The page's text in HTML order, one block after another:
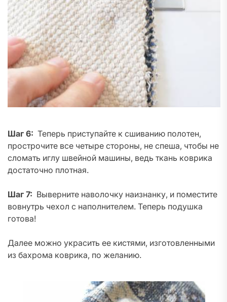
Шаг 6: Теперь приступайте к сшиванию полотен,
прострочите все четыре стороны, не спеша, чтобы не
сломать иглу швейной машины, ведь ткань коврика
достаточно плотная.
Шаг 7: Выверните наволочку наизнанку, и поместите
вовнутрь чехол с наполнителем. Теперь подушка
готова!
Далее можно украсить ее кистями, изготовленными
из бахрома коврика, по желанию.